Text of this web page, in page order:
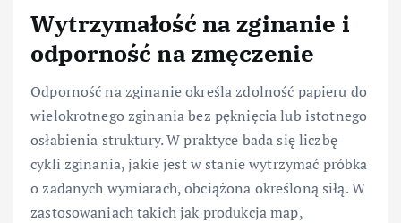
Wytrzymałość na zginanie i
odporność na zmęczenie
Odporność na zginanie określa zdolność papieru do
wielokrotnego zginania bez pęknięcia lub istotnego
osłabienia struktury. W praktyce bada się liczbę
cykli zginania, jakie jest w stanie wytrzymać próbka
o zadanych wymiarach, obciążona określoną siłą. W
zastosowaniach takich jak produkcja map,